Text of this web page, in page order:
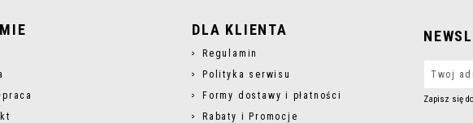
DLA KLIENTA
Regulamin
Polityka serwisu
Formy dostawy i płatności
Rabaty i Promocje
Zapisz się